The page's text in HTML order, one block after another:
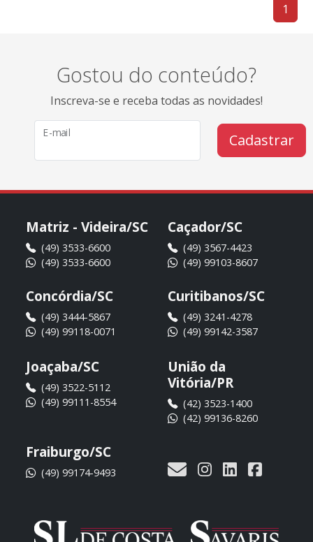
1
Gostou do conteúdo?
Inscreva-se e receba todas as novidades!
E-mail Cadastrar
Matriz - Videira/SC
(49) 3533-6600
(49) 3533-6600
Caçador/SC
(49) 3567-4423
(49) 99103-8607
Concórdia/SC
(49) 3444-5867
(49) 99118-0071
Curitibanos/SC
(49) 3241-4278
(49) 99142-3587
Joaçaba/SC
(49) 3522-5112
(49) 99111-8554
União da
Vitória/PR
(42) 3523-1400
(42) 99136-8260
Fraiburgo/SC
(49) 99174-9493